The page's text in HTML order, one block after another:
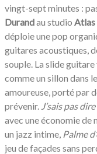
vingt-sept minutes :
Durandau studio Atlas
déploie une pop
guitares acoustiques,
souple. La slide
comme un sillon dans
amoureuse, porté par
prévenir. J’sais pas
avec une économie de
un jazz intime, Palme
jeu de façades sans